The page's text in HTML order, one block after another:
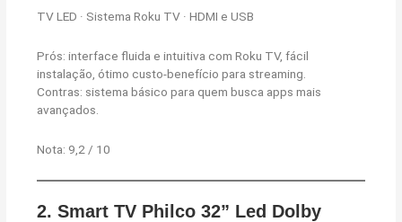
TV LED · Sistema Roku TV · HDMI e USB
Prós: interface fluida e intuitiva com Roku TV, fácil
instalação, ótimo custo-benefício para streaming.
Contras: sistema básico para quem busca apps mais
avançados.
Nota: 9,2 / 10
2. Smart TV Philco 32” Led Dolby